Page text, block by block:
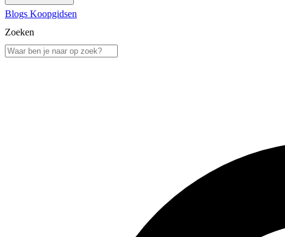
Blogs Koopgidsen
Zoeken